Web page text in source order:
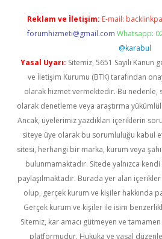
Reklam ve İletişim: E-mail:
forumhizmeti@gmail.com Whatsapp:
@karabul
Yasal Uyarı: Sitemiz, 5651 Sayılı
ve İletişim Kurumu (BTK) tarafından
olarak hizmet vermektedir. Bu
olarak denetleme veya araştırma
Ancak, üyelerimiz yazdıkları içeriklerin
siteye üye olarak bu sorumluluğu kabul
sitesi, herhangi bir marka, kurum veya
bulunmamaktadır. Sitede yalnızca kendi
paylaşılmaktadır. Burada yer alan
olup, gerçek kurum ve kişiler hakkında
Gerçek kurum ve kişiler ile isim
Sitemiz, kar amacı gütmeyen ve
platformudur. Hukuka ve yasal